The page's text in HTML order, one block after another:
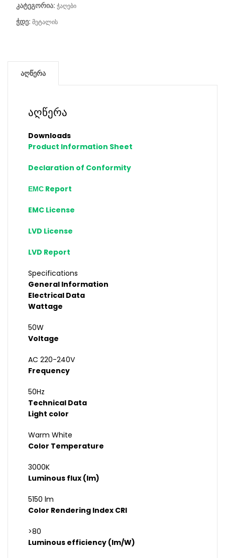
კატეგორია: ჭაღები
ჭდე: მეტალის
აღწერა
აღწერა
Downloads
Product Information Sheet
Declaration of Conformity
ЕМС Report
EMC License
LVD License
LVD Report
Specifications
General Information
Electrical Data
Wattage
50W
Voltage
AC 220-240V
Frequency
50Hz
Technical Data
Light color
Warm White
Color Temperature
3000K
Luminous flux (lm)
5150 lm
Color Rendering Index CRI
>80
Luminous efficiency (lm/W)